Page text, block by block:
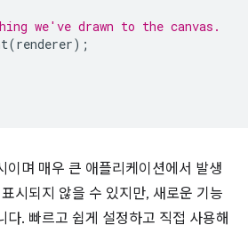
we've drawn to the canvas.
(renderer);
이며 매우 큰 애플리케이션에서 발생
시되지 않을 수 있지만, 새로운 기능
다. 빠르고 쉽게 설정하고 직접 사용해